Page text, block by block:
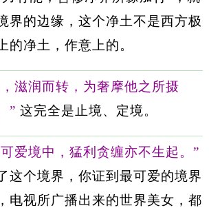
界的边缘，这个净土不是西方极
的净土，作意上的。
滋润而转，为奢摩他之所摄
” 这完全是止境、定境。
爱境中，猛利贪缠亦不生起。”
这个境界，你证到最可爱的境界
视所广播出来的世界美女，都